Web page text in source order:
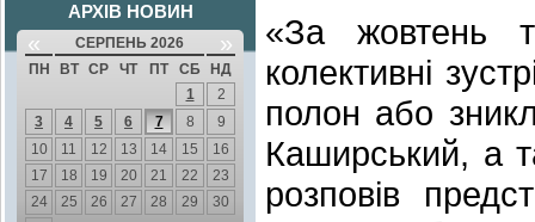
АРХІВ НОВИН
« СЕРПЕНЬ 2026 »
ПН ВТ СР ЧТ ПТ СБ
НД
1
2
3
4 5 6 7 8
9
10
11 12 13 14 15
16
17
18 19 20 21 22
23
24
25 26 27 28 29
30
«За жовтень
колективні
полон або
Каширський, а
розповів